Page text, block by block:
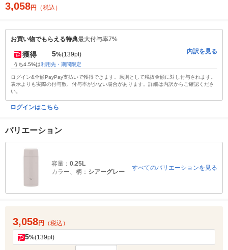
3,058円 （税込）
お買い物でもらえる特典最大付与率7%
獲得 5%(139pt)
うち4.5%は利用先・期間限定
内訳を見る
ログイン&全額PayPay支払いで獲得できます。原則として税抜金額に対し付与されます。
表示よりも実際の付与数、付与率が少ない場合があります。詳細は内訳からご確認くださ
い。
ログインはこちら
バリエーション
容量： 0.25L
カラー、柄： シアーグレー
すべてのバリエーションを見る
3,058円 （税込）
5%(139pt)